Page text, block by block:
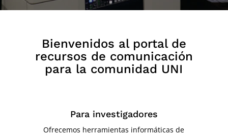
Bienvenidos al portal de
recursos de comunicación
para la comunidad UNI
Para investigadores
Ofrecemos herramientas informáticas de